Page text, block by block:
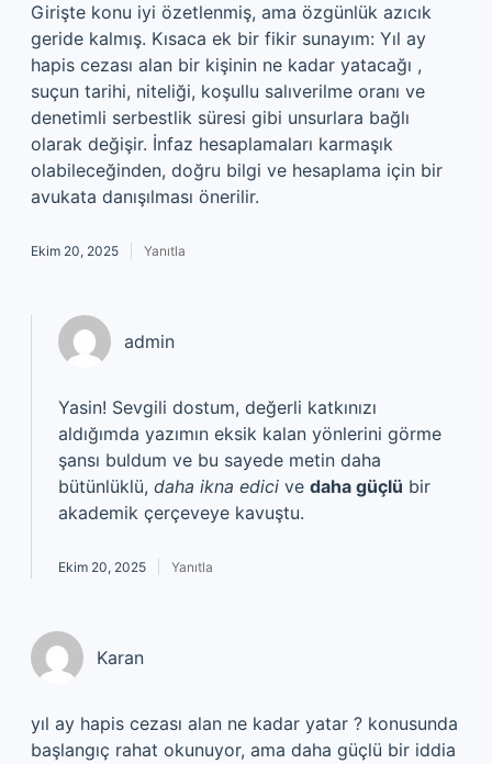
Girişte konu iyi özetlenmiş, ama özgünlük azıcık
geride kalmış. Kısaca ek bir fikir sunayım: Yıl ay
hapis cezası alan bir kişinin ne kadar yatacağı ,
suçun tarihi, niteliği, koşullu salıverilme oranı ve
denetimli serbestlik süresi gibi unsurlara bağlı
olarak değişir. İnfaz hesaplamaları karmaşık
olabileceğinden, doğru bilgi ve hesaplama için bir
avukata danışılması önerilir.
Ekim 20, 2025 Yanıtla
admin
Yasin! Sevgili dostum, değerli katkınızı
aldığımda yazımın eksik kalan yönlerini görme
şansı buldum ve bu sayede metin daha
bütünlüklü, daha ikna edici ve daha güçlü bir
akademik çerçeveye kavuştu.
Ekim 20, 2025 Yanıtla
Karan
yıl ay hapis cezası alan ne kadar yatar ? konusunda
başlangıç rahat okunuyor, ama daha güçlü bir iddia